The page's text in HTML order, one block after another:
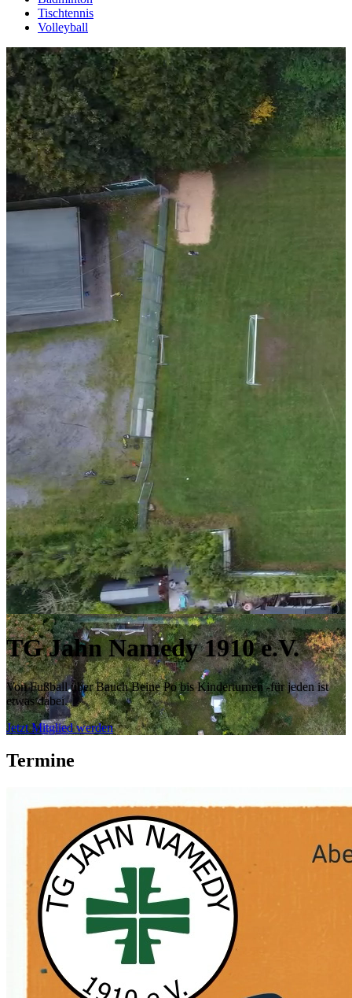
Tischtennis
Volleyball
TG Jahn Namedy 1910 e.V.
Von Fußball über Bauch Beine Po bis Kinderturnen -für jeden ist
etwas dabei.
Jetzt Mitglied werden
Termine